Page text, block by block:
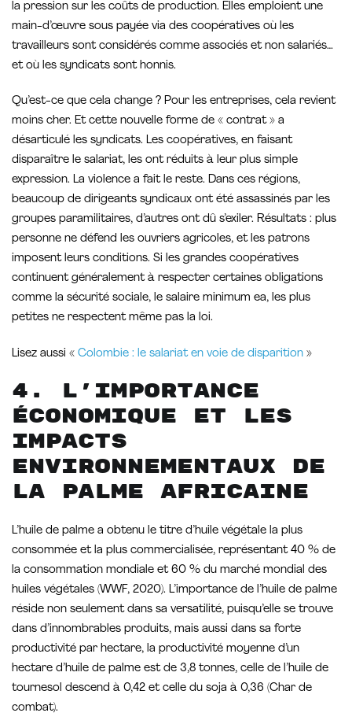
la pression sur les coûts de production. Elles emploient une
main-d’œuvre sous payée via des coopératives où les
travailleurs sont considérés comme associés et non salariés…
et où les syndicats sont honnis.
Qu’est-ce que cela change ? Pour les entreprises, cela revient
moins cher. Et cette nouvelle forme de « contrat » a
désarticulé les syndicats. Les coopératives, en faisant
disparaître le salariat, les ont réduits à leur plus simple
expression. La violence a fait le reste. Dans ces régions,
beaucoup de dirigeants syndicaux ont été assassinés par les
groupes paramilitaires, d’autres ont dû s’exiler. Résultats : plus
personne ne défend les ouvriers agricoles, et les patrons
imposent leurs conditions. Si les grandes coopératives
continuent généralement à respecter certaines obligations
comme la sécurité sociale, le salaire minimum ea, les plus
petites ne respectent même pas la loi.
Lisez aussi « Colombie : le salariat en voie de disparition »
4. L’importance
économique et les
impacts
environnementaux de
la palme africaine
L’huile de palme a obtenu le titre d’huile végétale la plus
consommée et la plus commercialisée, représentant 40 % de
la consommation mondiale et 60 % du marché mondial des
huiles végétales (WWF, 2020). L’importance de l’huile de palme
réside non seulement dans sa versatilité, puisqu’elle se trouve
dans d’innombrables produits, mais aussi dans sa forte
productivité par hectare, la productivité moyenne d’un
hectare d’huile de palme est de 3,8 tonnes, celle de l’huile de
tournesol descend à 0,42 et celle du soja à 0,36 (Char de
combat).